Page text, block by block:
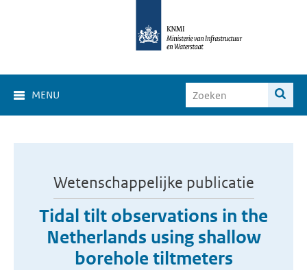
MENU
Wetenschappelijke publicatie
Tidal tilt observations in the
Netherlands using shallow
borehole tiltmeters